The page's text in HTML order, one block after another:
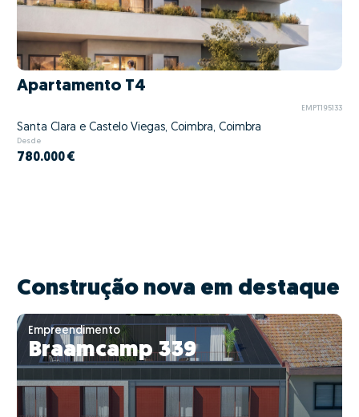
Apartamento T4
EMPT195133
Santa Clara e Castelo Viegas, Coimbra, Coimbra
Desde
780.000 €
Construção nova em destaque
Empreendimento
Braamcamp 339